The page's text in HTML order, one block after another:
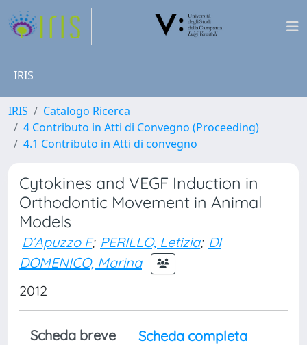
IRIS
IRIS
Catalogo Ricerca
4 Contributo in Atti di Convegno (Proceeding)
4.1 Contributo in Atti di convegno
Cytokines and VEGF Induction in
Orthodontic Movement in Animal
Models
D’Apuzzo F; PERILLO, Letizia; DI
DOMENICO, Marina
2012
Scheda breve
Scheda completa